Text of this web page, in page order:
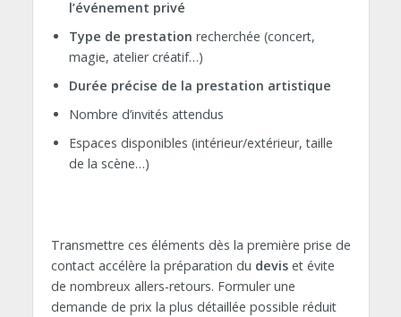
l’événement privé
Type de prestation recherchée (concert,
magie, atelier créatif…)
Durée précise de la prestation artistique
Nombre d’invités attendus
Espaces disponibles (intérieur/extérieur, taille
de la scène…)
Transmettre ces éléments dès la première prise de
contact accélère la préparation du deviset évite
de nombreux allers-retours. Formuler une
demande de prix la plus détaillée possible réduit